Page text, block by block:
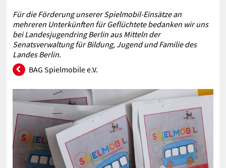
Für die Förderung unserer Spielmobil-Einsätze an
mehreren Unterkünften für Geflüchtete bedanken wir uns
beiLandesjugendring Berlin aus Mitteln der
Senatsverwaltung für Bildung, Jugend und Familie des
Landes Berlin.
BAG Spielmobile e.V.